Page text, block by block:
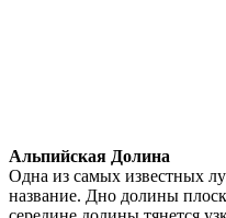
Альпийская Долина
Одна из самых известных
название. Дно долины